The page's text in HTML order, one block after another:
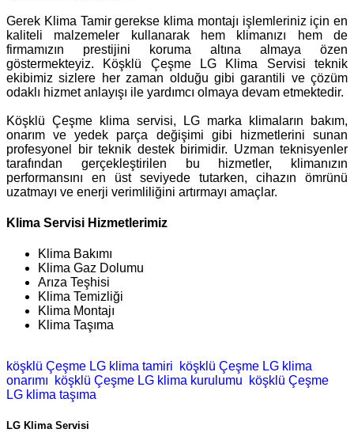
Gerek Klima Tamir gerekse klima montajı işlemleriniz için en
kaliteli malzemeler kullanarak hem klimanızı hem de
firmamızın prestijini koruma altına almaya özen
göstermekteyiz. Köşklü Çeşme LG Klima Servisi teknik
ekibimiz sizlere her zaman olduğu gibi garantili ve çözüm
odaklı hizmet anlayışı ile yardımcı olmaya devam etmektedir.
Köşklü Çeşme klima servisi, LG marka klimaların bakım,
onarım ve yedek parça değişimi gibi hizmetlerini sunan
profesyonel bir teknik destek birimidir. Uzman teknisyenler
tarafından gerçekleştirilen bu hizmetler, klimanızın
performansını en üst seviyede tutarken, cihazın ömrünü
uzatmayı ve enerji verimliliğini artırmayı amaçlar.
Klima Servisi Hizmetlerimiz
Klima Bakımı
Klima Gaz Dolumu
Arıza Teşhisi
Klima Temizliği
Klima Montajı
Klima Taşıma
köşklü Çeşme LG klima tamiri
köşklü Çeşme LG klima
onarımı
köşklü Çeşme LG klima kurulumu
köşklü Çeşme
LG klima taşıma
LG Klima Servisi